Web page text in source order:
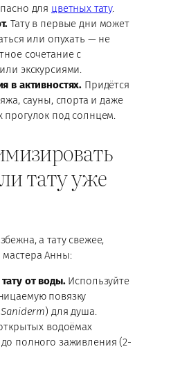
для цветных тату.
Тату в первые дни может
или опухать — не
сочетание с
экскурсиями.
в активностях. Придётся
сауны, спорта и даже
прогулок под солнцем.
тату уже
а тату свежее,
мастера Анны:
от воды.Используйте
повязку
Saniderm) для душа.
водоёмах
полного заживления (2-